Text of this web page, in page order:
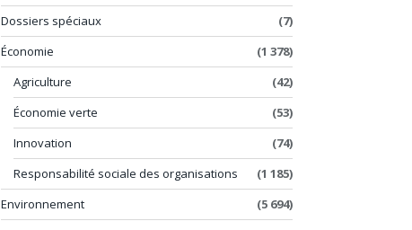
Dossiers spéciaux
(7)
Économie
(1 378)
Agriculture
(42)
Économie verte
(53)
Innovation
(74)
Responsabilité sociale des organisations
(1 185)
Environnement
(5 694)